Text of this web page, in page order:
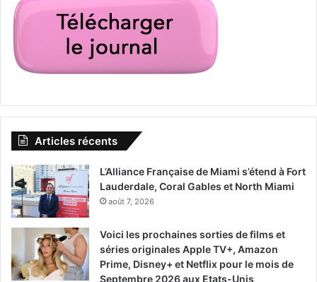
Articles récents
L’Alliance Française de Miami s’étend à Fort
Lauderdale, Coral Gables et North Miami
août 7, 2026
Voici les prochaines sorties de films et
séries originales Apple TV+, Amazon
Prime, Disney+ et Netflix pour le mois de
Septembre 2026 aux Etats-Unis